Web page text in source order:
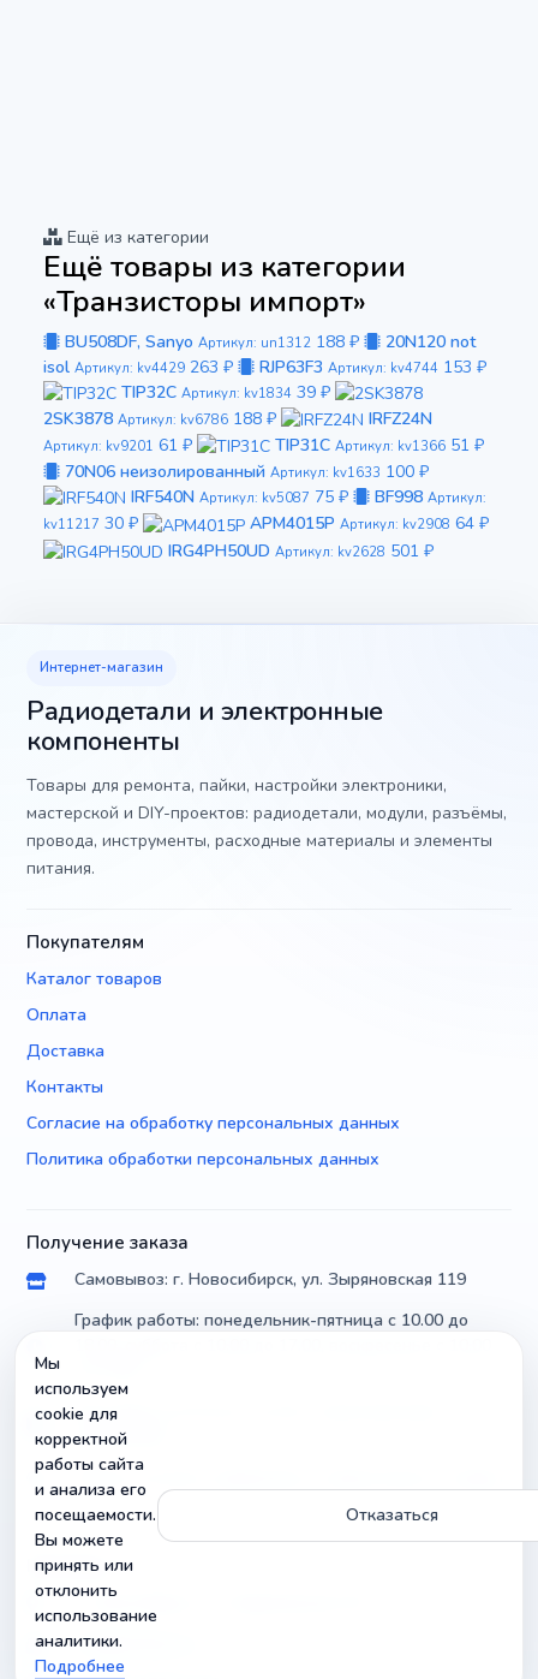
Ещё из категории
Ещё товары из категории
«Транзисторы импорт»
BU508DF, Sanyo Артикул: un1312 188 ₽
20N120 not
isol Артикул: kv4429 263 ₽ RJP63F3 Артикул: kv4744 153 ₽
TIP32C Артикул: kv1834 39 ₽
2SK3878 Артикул: kv6786 188 ₽ IRFZ24N
Артикул: kv9201 61 ₽ TIP31C Артикул: kv1366 51 ₽
70N06 неизолированный Артикул: kv1633 100 ₽
IRF540N Артикул: kv5087 75 ₽ BF998 Артикул:
kv11217 30 ₽ APM4015P Артикул: kv2908 64 ₽
IRG4PH50UD Артикул: kv2628 501 ₽
Интернет-магазин
Радиодетали и электронные
компоненты
Товары для ремонта, пайки, настройки электроники,
мастерской и DIY-проектов: радиодетали, модули, разъёмы,
провода, инструменты, расходные материалы и элементы
питания.
Покупателям
Каталог товаров
Оплата
Доставка
Контакты
Согласие на обработку персональных данных
Политика обработки персональных данных
Получение заказа
Самовывоз: г. Новосибирск, ул. Зыряновская 119
График работы: понедельник-пятница с 10.00 до
Доставка по России почтой и транспортными
компаниями
Можно уточнить параметры и совместимость товара
Контакты
г. Новосибирск, ул. Зыряновская 119
info@radiobuy.ru
Мы
используем
cookie для
корректной
работы сайта
и анализа его
посещаемости.
Вы можете
принять или
отклонить
использование
аналитики.
Подробнее
Отказаться